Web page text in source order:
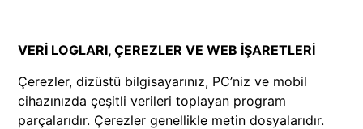
VERİ LOGLARI, ÇEREZLER VE WEB İŞARETLERİ
Çerezler, dizüstü bilgisayarınız, PC’niz ve mobil
cihazınızda çeşitli verileri toplayan program
parçalarıdır. Çerezler genellikle metin dosyalarıdır.